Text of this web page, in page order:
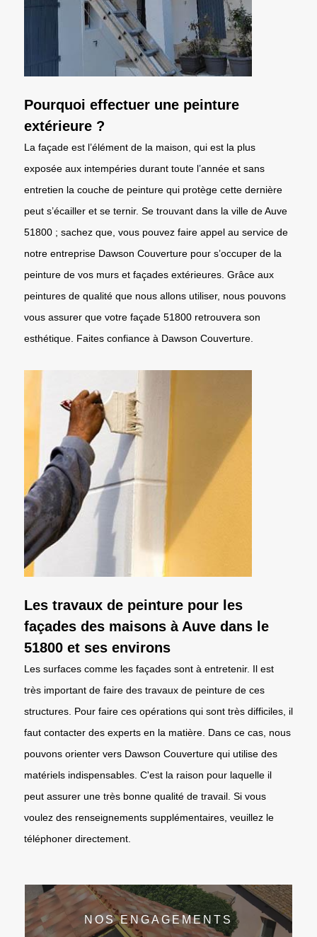
Pourquoi effectuer une peinture
extérieure ?
La façade est l’élément de la maison, qui est la plus
exposée aux intempéries durant toute l’année et sans
entretien la couche de peinture qui protège cette dernière
peut s’écailler et se ternir. Se trouvant dans la ville de Auve
51800 ; sachez que, vous pouvez faire appel au service de
notre entreprise Dawson Couverture pour s’occuper de la
peinture de vos murs et façades extérieures. Grâce aux
peintures de qualité que nous allons utiliser, nous pouvons
vous assurer que votre façade 51800 retrouvera son
esthétique. Faites confiance à Dawson Couverture.
Les travaux de peinture pour les
façades des maisons à Auve dans le
51800 et ses environs
Les surfaces comme les façades sont à entretenir. Il est
très important de faire des travaux de peinture de ces
structures. Pour faire ces opérations qui sont très difficiles, il
faut contacter des experts en la matière. Dans ce cas, nous
pouvons orienter vers Dawson Couverture qui utilise des
matériels indispensables. C'est la raison pour laquelle il
peut assurer une très bonne qualité de travail. Si vous
voulez des renseignements supplémentaires, veuillez le
téléphoner directement.
NOS ENGAGEMENTS